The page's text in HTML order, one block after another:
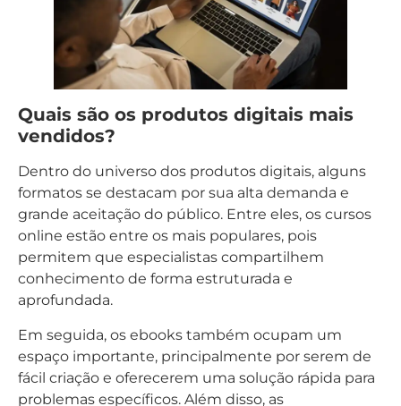
Quais são os produtos digitais mais
vendidos?
Dentro do universo dos produtos digitais, alguns
formatos se destacam por sua alta demanda e
grande aceitação do público. Entre eles, os cursos
online estão entre os mais populares, pois
permitem que especialistas compartilhem
conhecimento de forma estruturada e
aprofundada.
Em seguida, os ebooks também ocupam um
espaço importante, principalmente por serem de
fácil criação e oferecerem uma solução rápida para
problemas específicos. Além disso, as